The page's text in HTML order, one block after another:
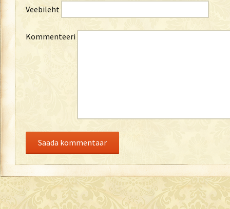
Veebileht
Kommenteeri